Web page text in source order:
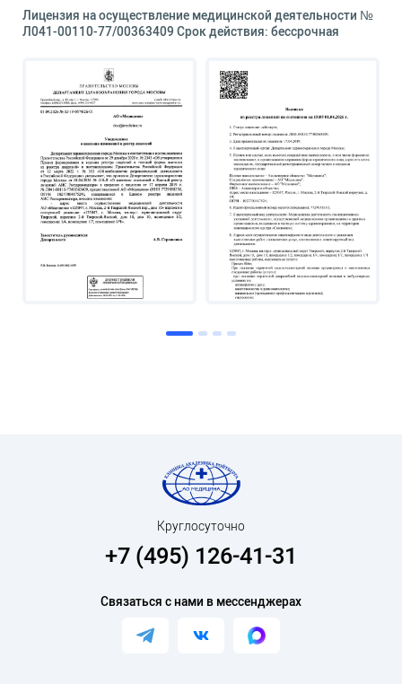
Лицензия на осуществление медицинской деятельности №
Л041-00110-77/00363409 Срок действия: бессрочная
Круглосуточно
+7 (495) 126-41-31
Связаться с нами в мессенджерах